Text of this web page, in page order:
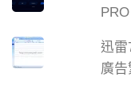
迅雷
廣